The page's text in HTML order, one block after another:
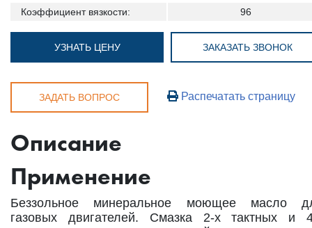
Коэффициент вязкости:
96
УЗНАТЬ ЦЕНУ ЗАКАЗАТЬ ЗВОНОК
ЗАДАТЬ ВОПРОС Распечатать страницу
Описание
Применение
Беззольное минеральное моющее масло
газовых двигателей. Смазка 2-х тактных и